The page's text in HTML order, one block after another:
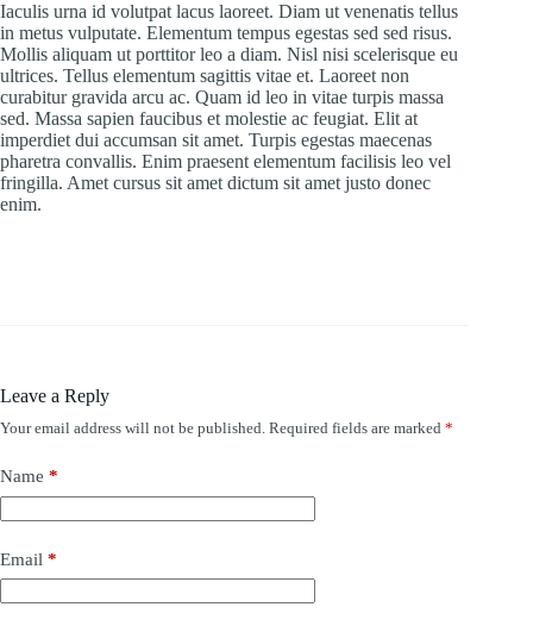
Iaculis urna id volutpat lacus laoreet. Diam ut venenatis tellus
in metus vulputate. Elementum tempus egestas sed sed risus.
Mollis aliquam ut porttitor leo a diam. Nisl nisi scelerisque eu
ultrices. Tellus elementum sagittis vitae et. Laoreet non
curabitur gravida arcu ac. Quam id leo in vitae turpis massa
sed. Massa sapien faucibus et molestie ac feugiat. Elit at
imperdiet dui accumsan sit amet. Turpis egestas maecenas
pharetra convallis. Enim praesent elementum facilisis leo vel
fringilla. Amet cursus sit amet dictum sit amet justo donec
enim.
Leave a Reply
Your email address will not be published. Required fields are marked *
Name *
Email *